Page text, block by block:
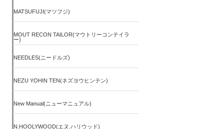
MATSUFUJI(マツフジ)
MOUT RECON TAILOR(マウトリーコンテイラ
ー)
NEEDLES(ニードルズ)
NEZU YOHIN TEN(ネズヨウヒンテン)
New Manual(ニューマニュアル)
N.HOOLYWOOD(エヌ.ハリウッド)